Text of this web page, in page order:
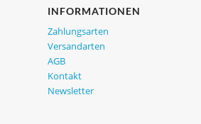
INFORMATIONEN
Zahlungsarten
Versandarten
AGB
Kontakt
Newsletter